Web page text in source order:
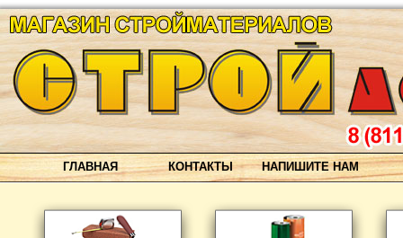
ГЛАВНАЯ КОНТАКТЫ НАПИШИТЕ НАМ